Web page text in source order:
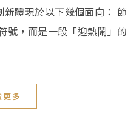
新體現於以下幾個面向： 節
號，而是一段「迎熱鬧」的
更多